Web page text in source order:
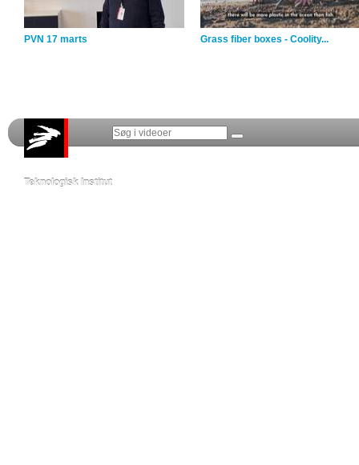
PVN 17 marts Grass fiber boxes - Coolity...
Teknologisk Institut